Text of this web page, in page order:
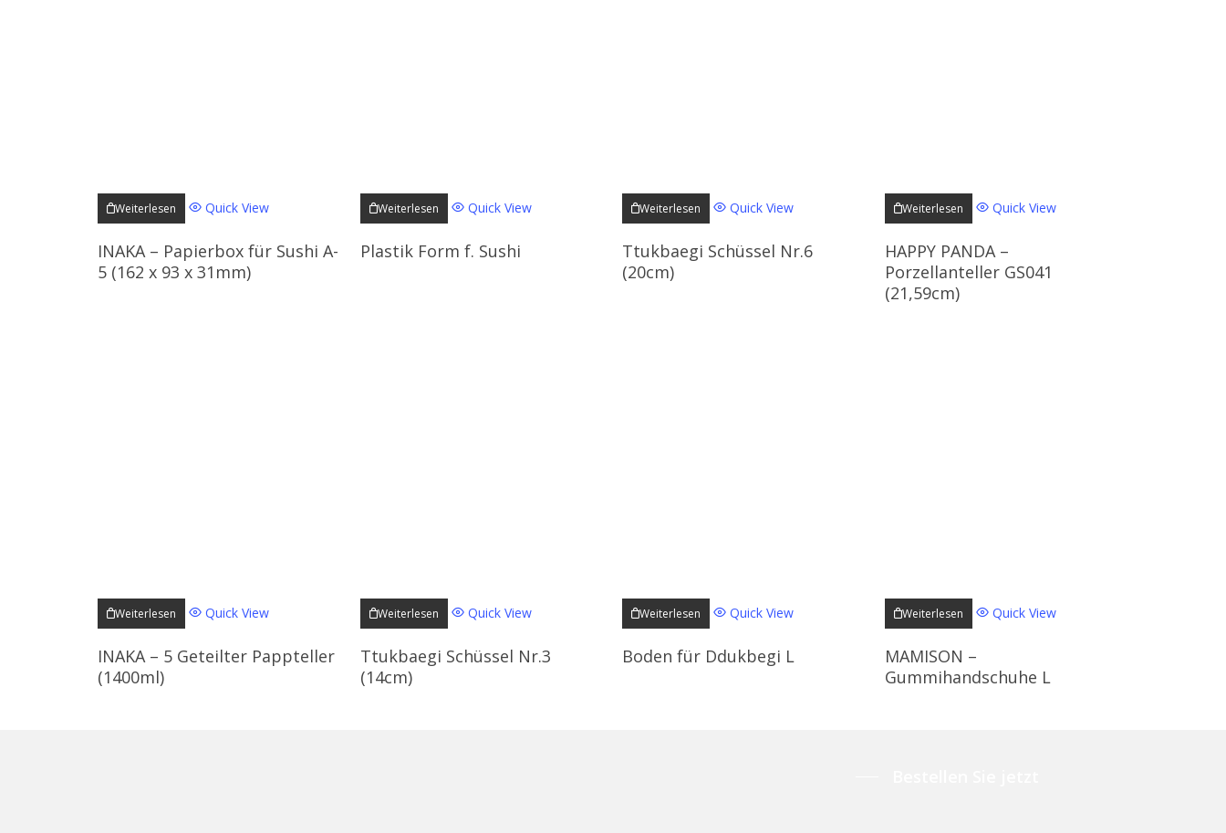
Weiterlesen Quick View
INAKA – Papierbox für Sushi A-
5 (162 x 93 x 31mm)
Weiterlesen Quick View
Plastik Form f. Sushi
Weiterlesen Quick View
Ttukbaegi Schüssel Nr.6
(20cm)
Weiterlesen Quick View
HAPPY PANDA –
Porzellanteller GS041
(21,59cm)
Weiterlesen Quick View
INAKA – 5 Geteilter Pappteller
(1400ml)
Weiterlesen Quick View
Ttukbaegi Schüssel Nr.3
(14cm)
Weiterlesen Quick View
Boden für Ddukbegi L
Weiterlesen Quick View
MAMISON –
Gummihandschuhe L